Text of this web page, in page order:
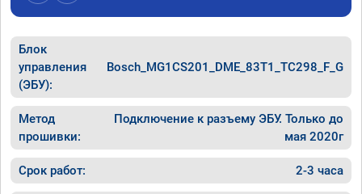
Блок
управления
(ЭБУ):
Bosch_MG1CS201_DME_83T1_TC298_F_G
Метод
прошивки:
Подключение к разъему ЭБУ. Только до
мая 2020г
Срок работ: 2-3 часа